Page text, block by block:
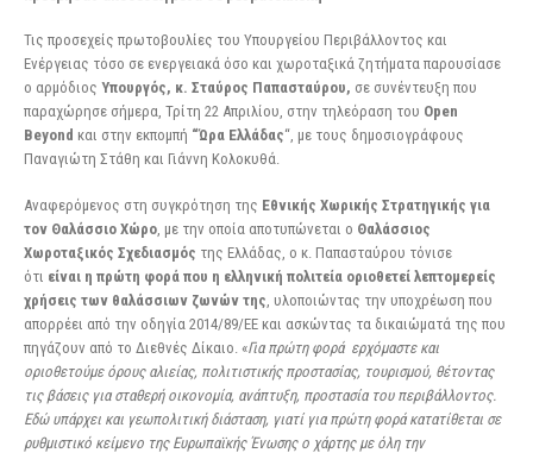
Τις προσεχείς πρωτοβουλίες του Υπουργείου Περιβάλλοντος και
Ενέργειας τόσο σε ενεργειακά όσο και χωροταξικά ζητήματα παρουσίασε
ο αρμόδιος Υπουργός, κ. Σταύρος Παπασταύρου, σε συνέντευξη που
παραχώρησε σήμερα, Τρίτη 22 Απριλίου, στην τηλεόραση του Open
Beyond και στην εκπομπή “Ώρα Ελλάδας“, με τους δημοσιογράφους
Παναγιώτη Στάθη και Γιάννη Κολοκυθά.
Αναφερόμενος στη συγκρότηση της Εθνικής Χωρικής Στρατηγικής για
τον Θαλάσσιο Χώρο , με την οποία αποτυπώνεται ο Θαλάσσιος
Χωροταξικός Σχεδιασμός της Ελλάδας, ο κ. Παπασταύρου τόνισε
ότι είναι η πρώτη φορά που η ελληνική πολιτεία οριοθετεί λεπτομερείς
χρήσεις των θαλάσσιων ζωνών της , υλοποιώντας την υποχρέωση που
απορρέει από την οδηγία 2014/89/ΕΕ και ασκώντας τα δικαιώματά της που
πηγάζουν από το Διεθνές Δίκαιο. «Για πρώτη φορά ερχόμαστε και
οριοθετούμε όρους αλιείας, πολιτιστικής προστασίας, τουρισμού, θέτοντας
τις βάσεις για σταθερή οικονομία, ανάπτυξη, προστασία του περιβάλλοντος.
Εδώ υπάρχει και γεωπολιτική διάσταση, γιατί για πρώτη φορά κατατίθεται σε
ρυθμιστικό κείμενο της Ευρωπαϊκής Ένωσης ο χάρτης με όλη την